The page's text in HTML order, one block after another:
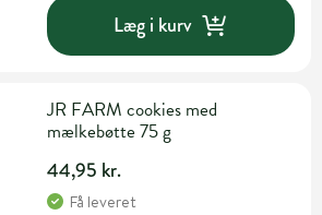
Læg i kurv
JR FARM cookies med
mælkebøtte 75 g
44,95 kr.
Få leveret